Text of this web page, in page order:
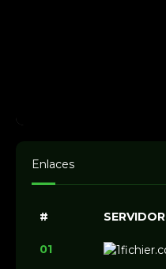
Enlaces
# SERVIDOR
01